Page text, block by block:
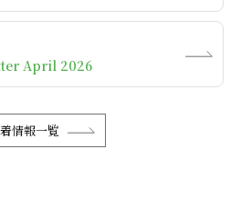
April 2026
情報一覧